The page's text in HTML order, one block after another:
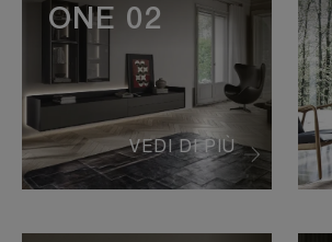
VEDI DI PIÙ
ONE 02